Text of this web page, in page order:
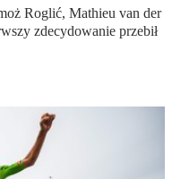
Roglić, Mathieu van der
zdecydowanie przebił